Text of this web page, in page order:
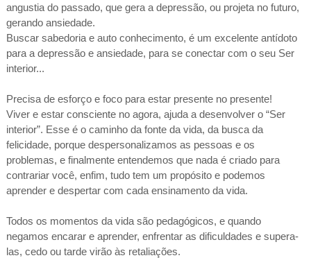
angustia do passado, que gera a depressão, ou projeta no futuro,
gerando ansiedade.
Buscar sabedoria e auto conhecimento, é um excelente antídoto
para a depressão e ansiedade, para se conectar com o seu Ser
interior...
Precisa de esforço e foco para estar presente no presente!
Viver e estar consciente no agora, ajuda a desenvolver o “Ser
interior”. Esse é o caminho da fonte da vida, da busca da
felicidade, porque despersonalizamos as pessoas e os
problemas, e finalmente entendemos que nada é criado para
contrariar você, enfim, tudo tem um propósito e podemos
aprender e despertar com cada ensinamento da vida.
Todos os momentos da vida são pedagógicos, e quando
negamos encarar e aprender, enfrentar as dificuldades e supera-
las, cedo ou tarde virão às retaliações.